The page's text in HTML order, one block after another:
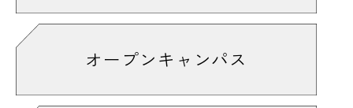
#ケガに注意#削り華#削る#削ろう会
#建築大工技能検定
#検定はやっぱり緊張する
オープンキャンパス